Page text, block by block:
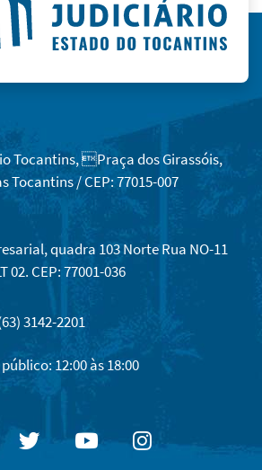
Tocantins, Praça dos Girassóis,
/ CEP: 77015-007
quadra 103 Norte Rua NO-11
02. CEP: 77001-036
3142-2201
12:00 às 18:00
TwitterYoutubeInstagram